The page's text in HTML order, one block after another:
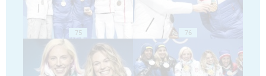
75 76